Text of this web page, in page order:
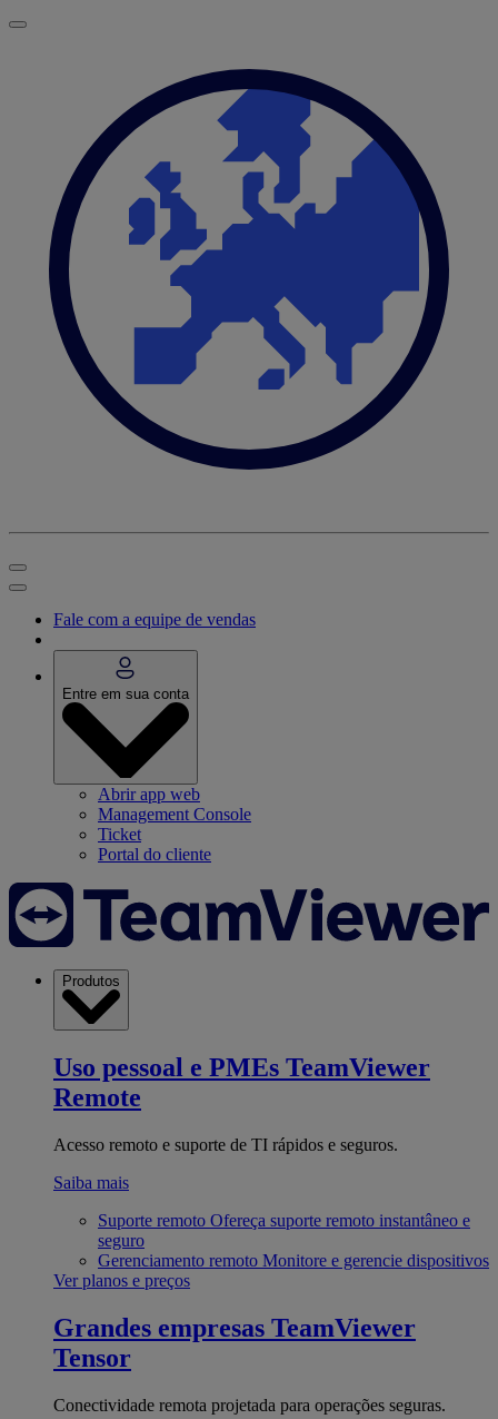
Fale com a equipe de vendas
Entre em sua conta
Abrir app web
Management Console
Ticket
Portal do cliente
Produtos
Uso pessoal e PMEs TeamViewer
Remote
Acesso remoto e suporte de TI rápidos e seguros.
Saiba mais
Suporte remoto Ofereça suporte remoto instantâneo e
seguro
Gerenciamento remoto Monitore e gerencie dispositivos
Ver planos e preços
Grandes empresas TeamViewer
Tensor
Conectividade remota projetada para operações seguras.